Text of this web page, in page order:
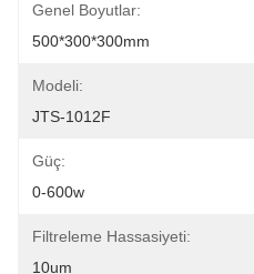
Genel Boyutlar:
500*300*300mm
Modeli:
JTS-1012F
Güç:
0-600w
Filtreleme Hassasiyeti:
10um